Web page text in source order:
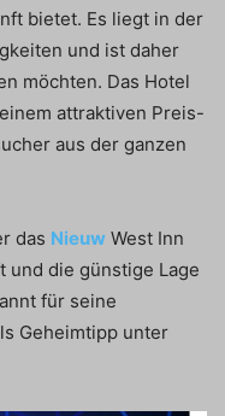
bietet. Es liegt in der
und ist daher
möchten. Das Hotel
attraktiven Preis-
aus der ganzen
das Nieuw West Inn
und die günstige Lage
für seine
Geheimtipp unter